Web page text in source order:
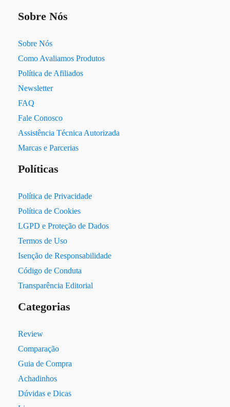
Sobre Nós
Sobre Nós
Como Avaliamos Produtos
Política de Afiliados
Newsletter
FAQ
Fale Conosco
Assistência Técnica Autorizada
Marcas e Parcerias
Políticas
Política de Privacidade
Política de Cookies
LGPD e Proteção de Dados
Termos de Uso
Isenção de Responsabilidade
Código de Conduta
Transparência Editorial
Categorias
Review
Comparação
Guia de Compra
Achadinhos
Dúvidas e Dicas